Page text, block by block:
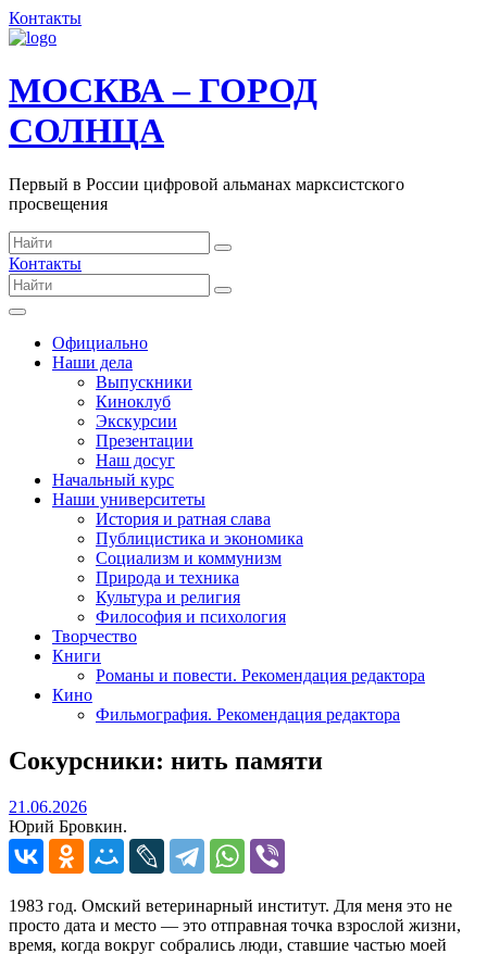
Контакты
МОСКВА – ГОРОД
СОЛНЦА
Первый в России цифровой альманах марксистского
просвещения
Контакты
Официально
Наши дела
Выпускники
Киноклуб
Экскурсии
Презентации
Наш досуг
Начальный курс
Наши университеты
История и ратная слава
Публицистика и экономика
Социализм и коммунизм
Природа и техника
Культура и религия
Философия и психология
Творчество
Книги
Романы и повести. Рекомендация редактора
Кино
Фильмография. Рекомендация редактора
Сокурсники: нить памяти
21.06.202621.06.2026
Юрий Бровкин.
1983 год. Омский ветеринарный институт. Для меня это не
просто дата и место — это отправная точка взрослой жизни,
время, когда вокруг собрались люди, ставшие частью моей